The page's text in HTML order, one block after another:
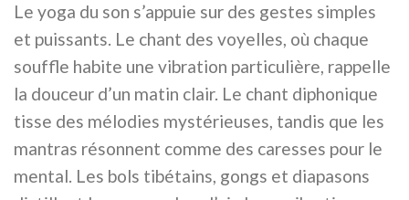
Le yoga du son s’appuie sur des gestes simples
et puissants. Le chant des voyelles, où chaque
souffle habite une vibration particulière, rappelle
la douceur d’un matin clair. Le chant diphonique
tisse des mélodies mystérieuses, tandis que les
mantras résonnent comme des caresses pour le
mental. Les bols tibétains, gongs et diapasons